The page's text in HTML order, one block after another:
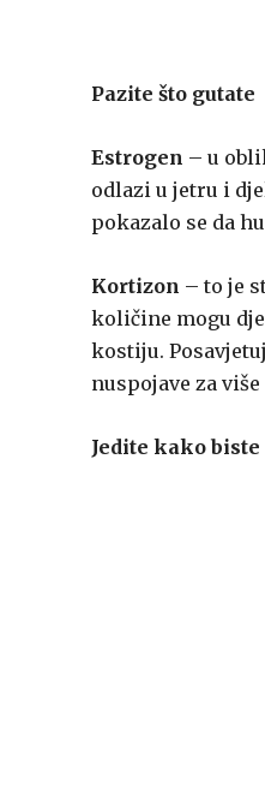
Pazite što gutate
Estrogen – u
odlazi u jetru i
pokazalo se da
Kortizon – to je
količine mogu
kostiju.
nuspojave za više
Jedite kako